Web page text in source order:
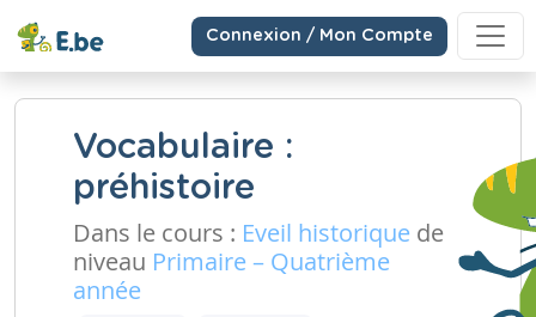
Connexion / Mon Compte
Vocabulaire :
préhistoire
Dans le cours : Eveil historique de
niveau Primaire – Quatrième
année